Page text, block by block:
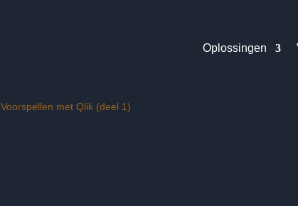
Oplossingen
Voorspellen met Qlik (deel 1)